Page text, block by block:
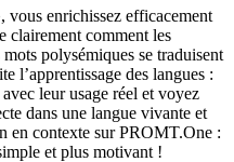
vous enrichissez efficacement
clairement comment les
polysémiques se traduisent
l’apprentissage des langues :
leur usage réel et voyez
dans une langue vivante et
en contexte sur PROMT.One :
et plus motivant !